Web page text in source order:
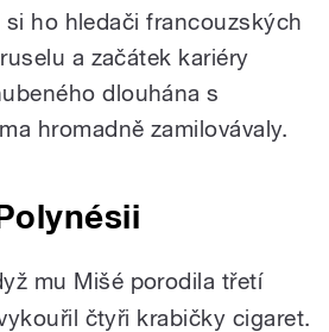
ho hledači francouzských
a začátek kariéry
dlouhána s
hromadně zamilovávaly.
mu Mišé porodila třetí
čtyři krabičky cigaret.